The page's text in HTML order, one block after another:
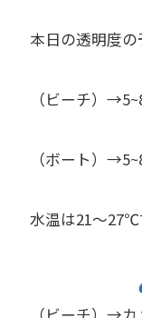
本日の透明度の
（ビーチ）
（ボート）
水温は21～27℃